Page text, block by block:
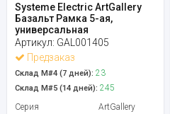
Systeme Electric ArtGallery
Базальт Рамка 5-ая,
универсальная
Артикул: GAL001405
Предзаказ
Склад М#4 (7 дней): 23
Склад М#5 (14 дней): 245
Серия
ArtGallery